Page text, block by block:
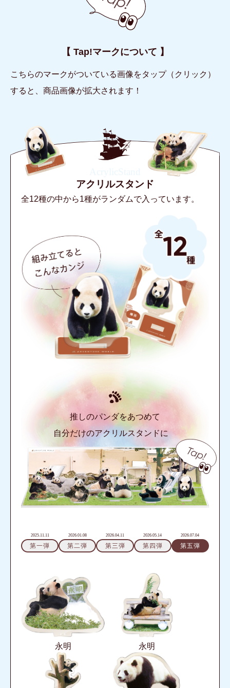
【 Tap!マークについて 】
こちらのマークがついている画像をタップ（クリック）
すると、商品画像が拡大されます！
アクリルスタンド
全12種の中から1種がランダムで入っています。
推しのパンダをあつめて
自分だけのアクリルスタンドに
2025.11.11
第一弾
2026.01.08
第二弾
2026.04.11
第三弾
2026.05.14
第四弾
2026.07.04
第五弾
永明 永明